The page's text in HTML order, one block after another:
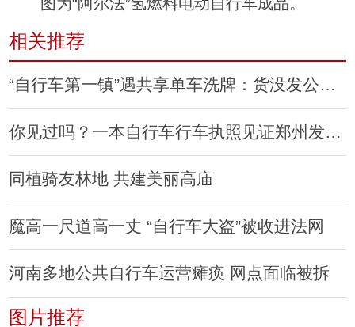
相关推荐
“自行车第一镇”遇共享单车洗牌：货没发公司就倒了
你见过吗？一本自行车行车执照见证郑州发展历程
同植骑友林地 共建美丽高庙
魔高一尺道高一丈 “自行车大盗”被收进法网
河南多地公共自行车运营瘫痪 网点面临被拆
图片推荐